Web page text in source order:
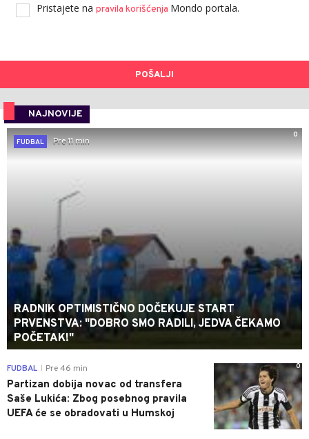
Pristajete na pravila korišćenja Mondo portala.
POŠALJI
NAJNOVIJE
0
FUDBAL
Pre 11 min
RADNIK OPTIMISTIČNO DOČEKUJE START
PRVENSTVA: "DOBRO SMO RADILI, JEDVA ČEKAMO
POČETAK!"
0
FUDBAL Pre 46 min
Partizan dobija novac od transfera
Saše Lukića: Zbog posebnog pravila
UEFA će se obradovati u Humskoj